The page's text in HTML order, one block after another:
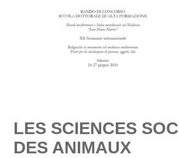
LES SCIENCES
DES ANIMAUX